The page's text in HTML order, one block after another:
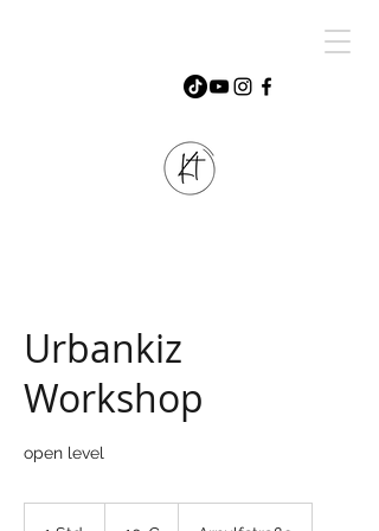
Urbankiz
Workshop
open level